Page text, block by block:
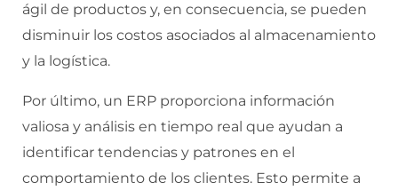
ágil de productos y, en consecuencia, se pueden
disminuir los costos asociados al almacenamiento
y la logística.
Por último, un ERP proporciona información
valiosa y análisis en tiempo real que ayudan a
identificar tendencias y patrones en el
comportamiento de los clientes. Esto permite a